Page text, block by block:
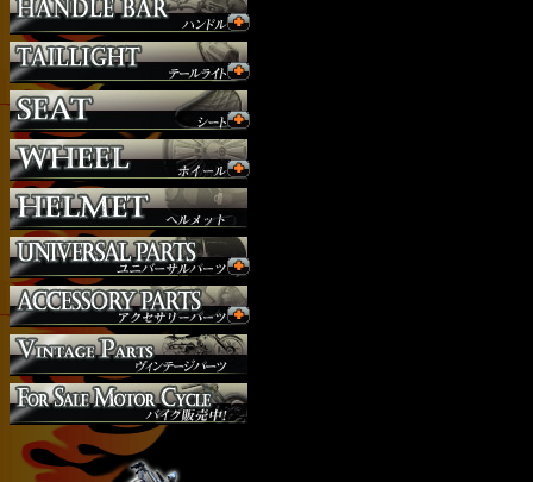
ジョッキーシフト
ハンドルバー
ハンドル周り
ヘッドライト
マフラー
外装パーツ